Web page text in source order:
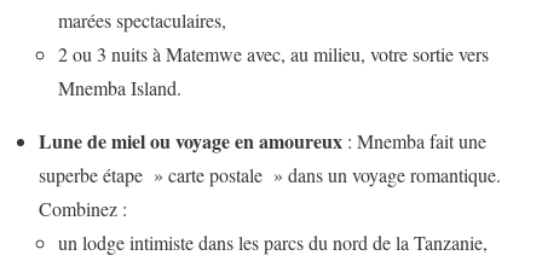
marées spectaculaires,
2 ou 3 nuits à Matemwe avec, au milieu, votre sortie vers
Mnemba Island.
Lune de miel ou voyage en amoureux : Mnemba fait une
superbe étape » carte postale » dans un voyage romantique.
Combinez :
un lodge intimiste dans les parcs du nord de la Tanzanie,